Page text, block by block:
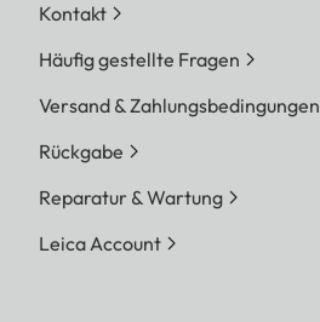
Kontakt
Häufig gestellte Fragen
Versand & Zahlungsbedingungen
Rückgabe
Reparatur & Wartung
Leica Account